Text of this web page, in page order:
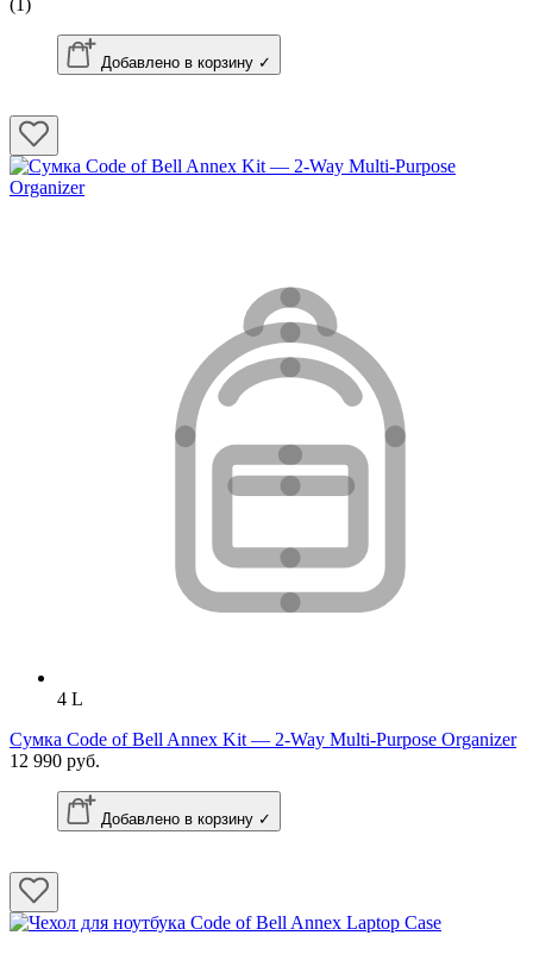
Добавлено в корзину ✓
4 L
Сумка Code of Bell Annex Kit — 2-Way Multi-Purpose Organizer
12 990 руб.
Добавлено в корзину ✓